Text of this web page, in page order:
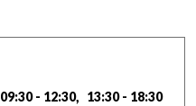
09:30 - 12:30, 13:30 - 18:30